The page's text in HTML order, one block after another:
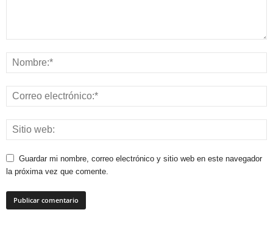
Guardar mi nombre, correo electrónico y sitio web en este navegador
la próxima vez que comente.